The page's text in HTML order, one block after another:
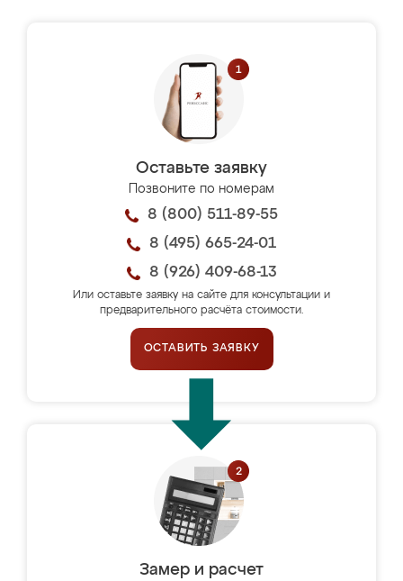
Оставьте заявку
Позвоните по номерам
8 (800) 511-89-55
8 (495) 665-24-01
8 (926) 409-68-13
Или оставьте заявку на сайте для консультации и
предварительного расчёта стоимости.
ОСТАВИТЬ ЗАЯВКУ
Замер и расчет